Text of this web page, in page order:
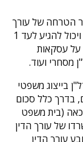
הטרחה של עורך
דין נדל"ן יחל מחצי אחוז לייצוג בעסקת מקרקעין, ויכול להגיע לעד 1
כאשר מדברים על עסקאות
מסחרי ועוד.
בייצוג משפטי
בדרך כלל סכום
(בית משפט
של עורך הדין
עורך הדין